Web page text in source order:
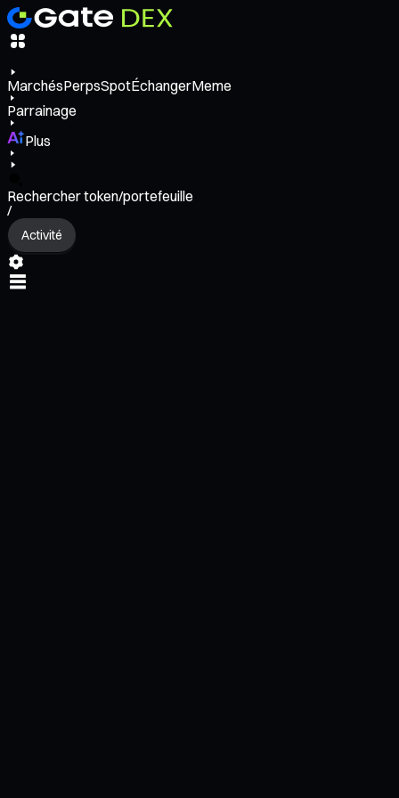
MarchésPerpsSpotÉchangerMeme
Parrainage
Plus
Rechercher token/portefeuille
/
Activité